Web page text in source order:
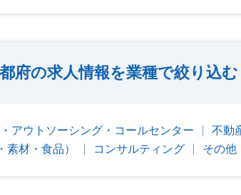
府の求人情報を業種で絞り込む
アウトソーシング・コールセンター 不動
素材・食品） コンサルティング その他